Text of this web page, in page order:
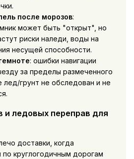
после морозов:
может быть "открыт", но
риски наледи, воды на
несущей способности.
: ошибки навигации
за пределы размеченного
лед/грунт не обследован и не
и ледовых переправ для
доставки, когда
по круглогодичным дорогам